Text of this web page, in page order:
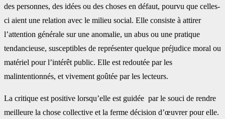
des personnes, des idées ou des choses en défaut, pourvu que celles-
ci aient une relation avec le milieu social. Elle consiste à attirer
l’attention générale sur une anomalie, un abus ou une pratique
tendancieuse, susceptibles de représenter quelque préjudice moral ou
matériel pour l’intérêt public. Elle est redoutée par les
malintentionnés, et vivement goûtée par les lecteurs.
La critique est positive lorsqu’elle est guidée par le souci de rendre
meilleure la chose collective et la ferme décision d’œuvrer pour elle.